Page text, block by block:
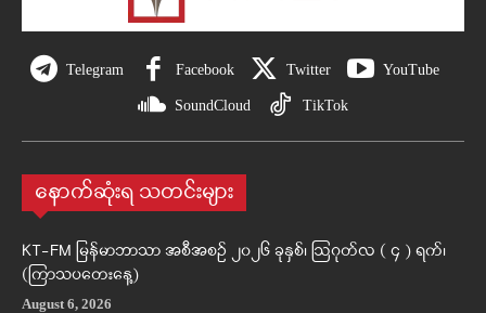
Telegram Facebook Twitter YouTube
SoundCloud TikTok
နောက်ဆုံးရ သတင်းများ
KT-FM မြန်မာဘာသာ အစီအစဉ် ၂၀၂၆ ခုနှစ်၊ ဩဂုတ်လ ( ၄ ) ရက်၊
(ကြာသပတေးနေ့)
August 6, 2026